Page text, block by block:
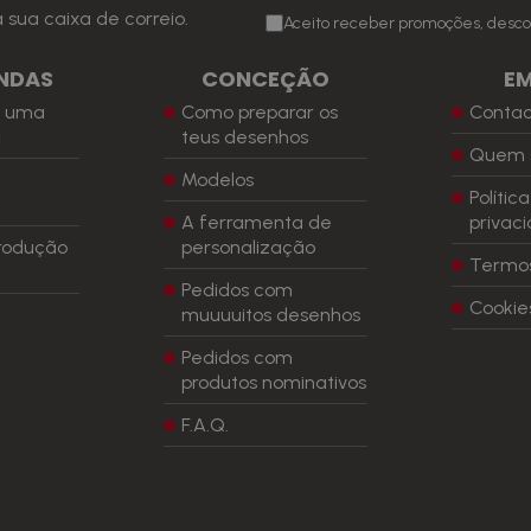
sua caixa de correio. Aceito receber promoções,
uma
CONCEÇÃO
Como preparar os
teus desenhos
Modelos
A ferramenta de
personalização
Pedidos com
muuuuitos desenhos
Pedidos com
produtos nominativos
F.A.Q.
Quem